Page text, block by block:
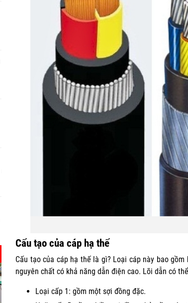
Cấu tạo của cáp hạ thế
Cấu tạo của cáp hạ thế là gì? Loại cáp này bao
nguyên chất có khả năng dẫn điện cao. Lõi dẫn có
Loại cấp 1: gồm một sợi đồng đặc.